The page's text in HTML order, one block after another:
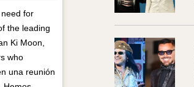
for
the leading
Ki Moon,
who
una reunión